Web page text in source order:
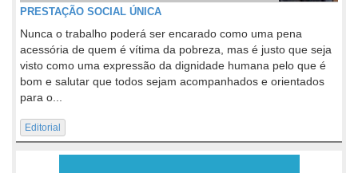
PRESTAÇÃO SOCIAL ÚNICA
Nunca o trabalho poderá ser encarado como uma pena
acessória de quem é vítima da pobreza, mas é justo que seja
visto como uma expressão da dignidade humana pelo que é
bom e salutar que todos sejam acompanhados e orientados
para o...
Editorial